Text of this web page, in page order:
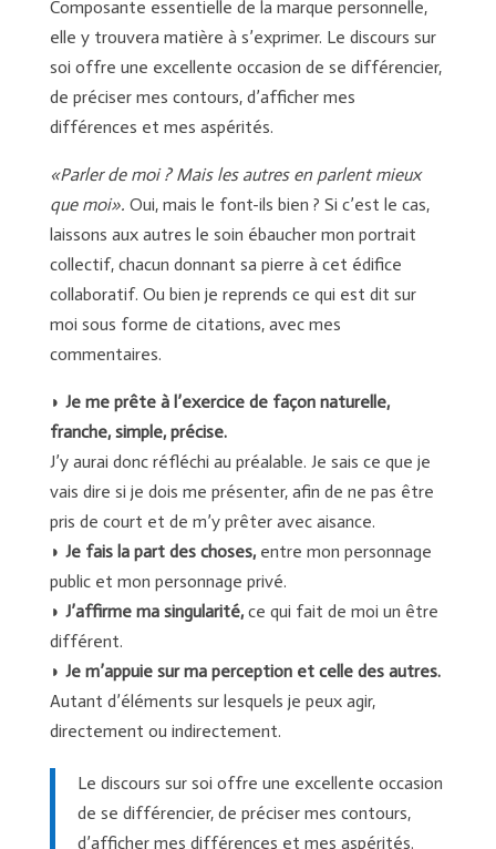
Composante essentielle de la marque personnelle,
elle y trouvera matière à s’exprimer. Le discours sur
soi offre une excellente occasion de se différencier,
de préciser mes contours, d’afficher mes
différences et mes aspérités.
«Parler de moi ? Mais les autres en parlent mieux
que moi». Oui, mais le font-ils bien ? Si c’est le cas,
laissons aux autres le soin ébaucher mon portrait
collectif, chacun donnant sa pierre à cet édifice
collaboratif. Ou bien je reprends ce qui est dit sur
moi sous forme de citations, avec mes
commentaires.
◗ Je me prête à l’exercice de façon naturelle,
franche, simple, précise.
J’y aurai donc réfléchi au préalable. Je sais ce que je
vais dire si je dois me présenter, afin de ne pas être
pris de court et de m’y prêter avec aisance.
◗ Je fais la part des choses,entre mon personnage
public et mon personnage privé.
◗ J’affirme ma singularité,ce qui fait de moi un être
différent.
◗ Je m’appuie sur ma perception et celle des autres.
Autant d’éléments sur lesquels je peux agir,
directement ou indirectement.
Le discours sur soi offre une excellente occasion
de se différencier, de préciser mes contours,
d’afficher mes différences et mes aspérités.